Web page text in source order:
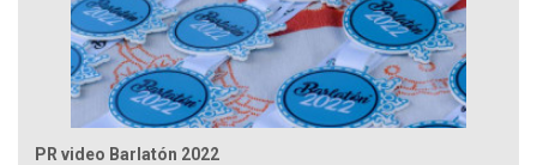
PR video Barlatón 2022